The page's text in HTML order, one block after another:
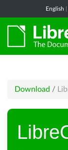
English
Download /